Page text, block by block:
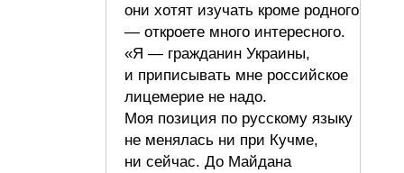
они хотят изучать кроме родного
— откроете много интересного.
«Я — гражданин Украины,
и приписывать мне российское
лицемерие не надо.
Моя позиция по русскому языку
не менялась ни при Кучме,
ни сейчас. До Майдана